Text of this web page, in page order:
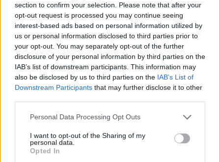
section to confirm your selection. Please note that after your
opt-out request is processed you may continue seeing
interest-based ads based on personal information utilized by
us or personal information disclosed to third parties prior to
your opt-out. You may separately opt-out of the further
disclosure of your personal information by third parties on the
IAB’s list of downstream participants. This information may
also be disclosed by us to third parties on the IAB’s List of
Downstream Participants that may further disclose it to other
Please note that this website/app uses one or more Google
not limited to your visit or usage behaviour. You may click to
grant or deny consent to Google and its third-party tags to
use your data for below specified purposes in below Google
Personal Data Processing Opt Outs
I want to opt-out of the Sharing of my
personal data.
Opted In
A természet és az ember viszonya fontos szerephez jut:
műanyag és növényi kezd párbeszédbe a képeken és a
szótlan: a fotók mesélik tovább a történetet. A Vekeri-tónál,
Debrecen mellett készültek. A bemutatón megtudtuk, hogy
a szerző élete és a tó sorsa kis időre összefonódott: a tó